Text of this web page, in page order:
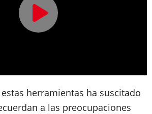
herramientas ha suscitado
a las preocupaciones